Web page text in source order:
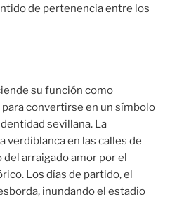
de pertenencia entre los
su función como
convertirse en un símbolo
sevillana. La
verdiblanca en las calles de
arraigado amor por el
Los días de partido, el
inundando el estadio